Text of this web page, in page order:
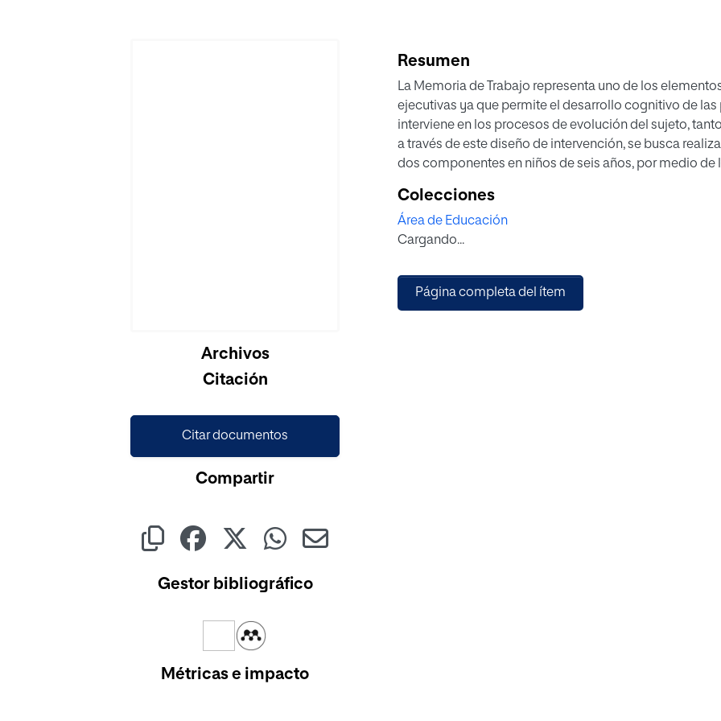
Archivos
Citación
Citar documentos
Compartir
Gestor bibliográfico
Métricas e impacto
Resumen
La Memoria de Trabajo representa uno de los
ejecutivas ya que permite el desarrollo cognitivo de
interviene en los procesos de evolución del sujeto,
a través de este diseño de intervención, se busca
dos componentes en niños de seis años, por medio
Por lo tanto se plantean 12 sesiones de trabajo, de las
actividades de intervención y 2 se utilizan para hacer
de comenzar el proceso, para saber el nivel inicial en el
las sesiones. Además de la Memoria de Trabajo, se
atención, el control inhibitorio, el pensamiento
Colecciones
Área de Educación
Cargando...
Página completa del ítem